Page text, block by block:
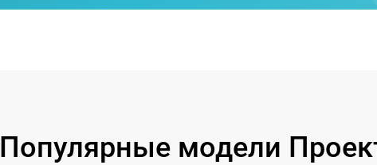
Популярные модели